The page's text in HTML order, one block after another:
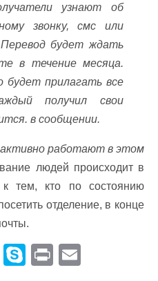
узнают об
звонку, смс или
будет ждать
в течение месяца.
будет прилагать все
получил свои
в сообщении.
работают в этом
людей происходит в
тем, кто по состоянию
отделение, в конце
W S Pr